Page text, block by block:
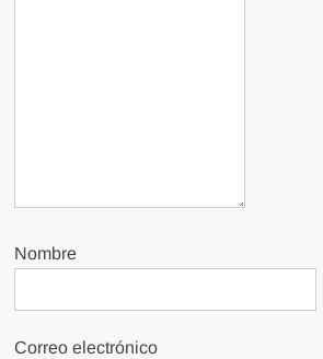
Nombre
Correo electrónico